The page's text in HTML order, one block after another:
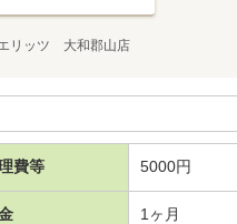
エリッツ 大和郡山店
費等 5000円
1ヶ月